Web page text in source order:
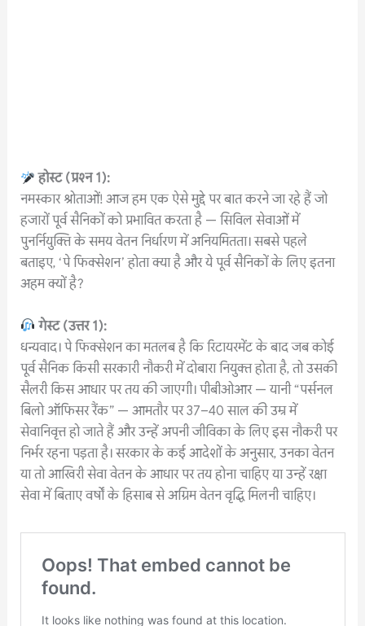
होस्ट(प्रश्न1):
नमस्कार श्रोताओं! आज हम एक ऐसे मुद्दे पर बात करने जा रहे हैं जो
हजारों पूर्व सैनिकों को प्रभावित करता है — सिविल सेवाओं में
पुनर्नियुक्ति के समय वेतन निर्धारण में अनियमितता। सबसे पहले
बताइए, ‘पे फिक्सेशन’ होता क्या है और ये पूर्व सैनिकों के लिए इतना
अहम क्यों है?
गेस्ट(उत्तर1):
धन्यवाद। पे फिक्सेशन का मतलब है कि रिटायरमेंट के बाद जब कोई
पूर्व सैनिक किसी सरकारी नौकरी में दोबारा नियुक्त होता है, तो उसकी
सैलरी किस आधार पर तय की जाएगी। पीबीओआर — यानी “पर्सनल
बिलो ऑफिसर रैंक” — आमतौर पर 37–40 साल की उम्र में
सेवानिवृत्त हो जाते हैं और उन्हें अपनी जीविका के लिए इस नौकरी पर
निर्भर रहना पड़ता है। सरकार के कई आदेशों के अनुसार, उनका वेतन
या तो आखिरी सेवा वेतन के आधार पर तय होना चाहिए या उन्हें रक्षा
सेवा में बिताए वर्षों के हिसाब से अग्रिम वेतन वृद्धि मिलनी चाहिए।